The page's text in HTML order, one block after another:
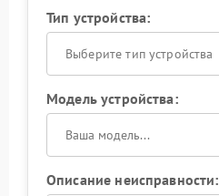
Тип устройства:
Выберите тип устройства
Модель устройства:
Описание неисправности: